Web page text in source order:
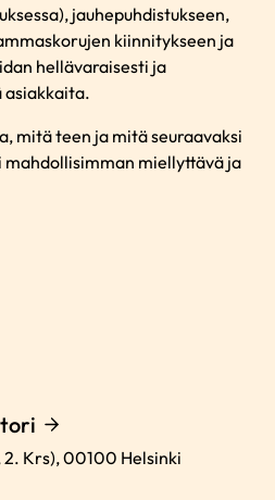
jauhepuhdistukseen,
kiinnitykseen ja
hellävaraisesti ja
asiakkaita.
mitä teen ja mitä seuraavaksi
miellyttävä ja
2. Krs),00100 Helsinki